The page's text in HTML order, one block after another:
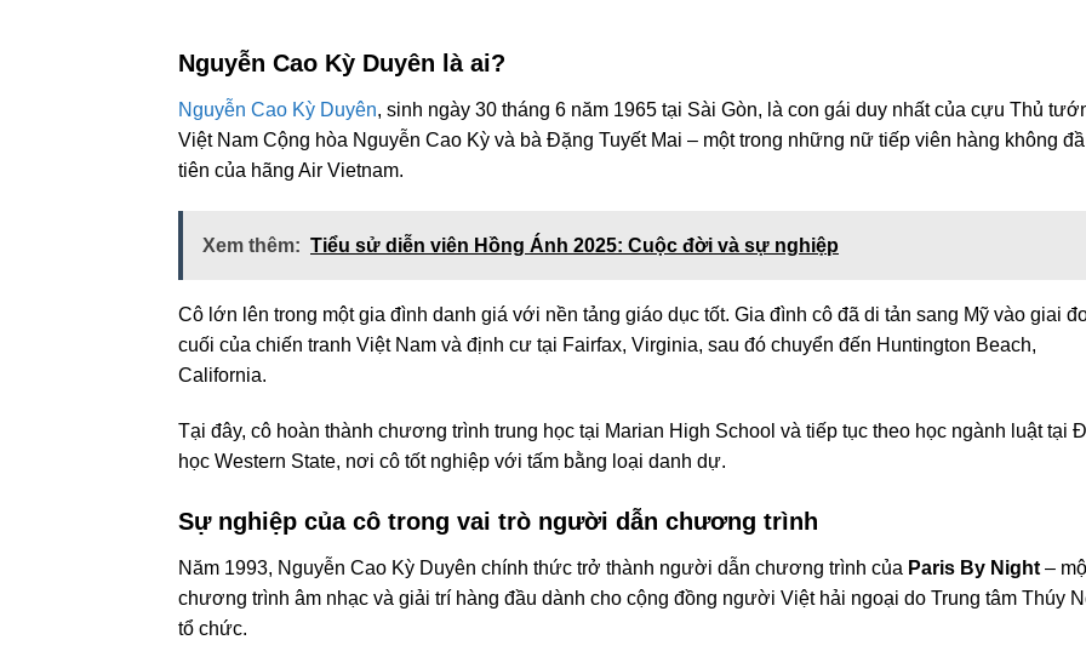
Nguyễn Cao Kỳ Duyên là ai?
Nguyễn Cao Kỳ Duyên, sinh ngày 30 tháng 6 năm 1965 tại Sài Gòn, là con gái duy nhất của cựu Thủ
Việt Nam Cộng hòa Nguyễn Cao Kỳ và bà Đặng Tuyết Mai – một trong những nữ tiếp viên hàng không
tiên của hãng Air Vietnam.
Xem thêm: Tiểu sử diễn viên Hồng Ánh 2025: Cuộc đời và sự nghiệp
Cô lớn lên trong một gia đình danh giá với nền tảng giáo dục tốt. Gia đình cô đã di tản sang Mỹ vào giai
cuối của chiến tranh Việt Nam và định cư tại Fairfax, Virginia, sau đó chuyển đến Huntington Beach,
California.
Tại đây, cô hoàn thành chương trình trung học tại Marian High School và tiếp tục theo học ngành luật tại
học Western State, nơi cô tốt nghiệp với tấm bằng loại danh dự.
Sự nghiệp của cô trong vai trò người dẫn chương trình
Năm 1993, Nguyễn Cao Kỳ Duyên chính thức trở thành người dẫn chương trình của Paris By Night –
chương trình âm nhạc và giải trí hàng đầu dành cho cộng đồng người Việt hải ngoại do Trung tâm Thúy
tổ chức.